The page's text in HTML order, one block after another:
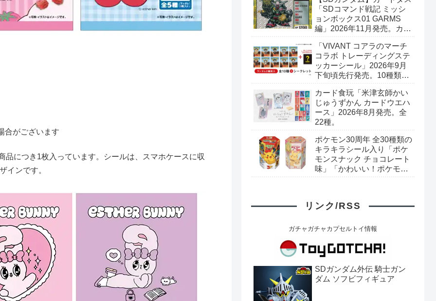
がございます
につき1枚入っています。シールは、スマホケースに収
インです。
「SDコマンド戦記 ミッシ
ョンボックス01 GARMS
編」2026年11月発売。カー
プレミアムバンダイ予約開
始。
「VIVANT コアラのマーチ
コラボ トレーディングステ
ッカーシール」2026年9月
下旬頃先行発売。10種類＋
オンラインショップ限定。
カード食玩「米津玄師かい
じゅうずかん カードウエハ
ース」2026年8月発売。全
22種。
ポケモン30周年 全30種類の
キラキラシール入り「ポケ
モンスナック チョコレート
味」「かわいい！ポケモン
リンク/RSS
ガチャガチャカプセルトイ情報
SDガンダム外伝 騎士ガン
ダム ソフビフィギュア